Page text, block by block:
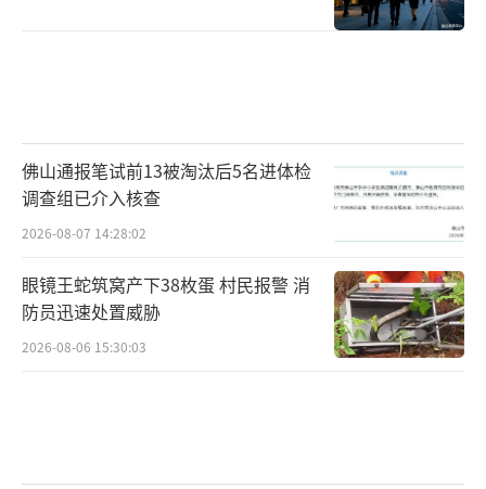
佛山通报笔试前13被淘汰后5名进体检
调查组已介入核查
2026-08-07 14:28:02
眼镜王蛇筑窝产下38枚蛋 村民报警 消
防员迅速处置威胁
2026-08-06 15:30:03